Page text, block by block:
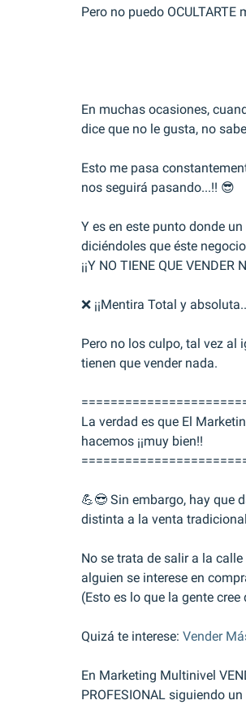
Pero no puedo OCULTARTE
En muchas ocasiones,
dice que no le gusta, no
Esto me pasa
nos seguirá pasando...!! 😎
Y es en este punto donde
diciéndoles que éste
¡¡Y NO TIENE QUE
❌ ¡¡Mentira Total y
Pero no los culpo, tal vez al
tienen que vender nada.
La verdad es que El
hacemos ¡¡muy bien!!
💪😎 Sin embargo, hay que
distinta a la venta
No se trata de salir a la
alguien se interese en
(Esto es lo que la gente cree
Quizá te interese: Vender
En Marketing Multinivel
PROFESIONAL siguiendo un